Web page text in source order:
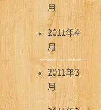
月
2011年4
月
2011年3
月